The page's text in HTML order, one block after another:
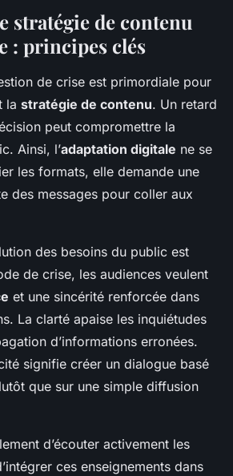
stratégie de contenu
: principes clés
de crise est primordiale pour
la stratégie de contenu. Un retard
peut compromettre la
Ainsi, l’adaptation digitale ne se
les formats, elle demande une
des messages pour coller aux
des besoins du public est
de crise, les audiences veulent
et une sincérité renforcée dans
La clarté apaise les inquiétudes
d’informations erronées.
signifie créer un dialogue basé
que sur une simple diffusion
d’écouter activement les
ces enseignements dans